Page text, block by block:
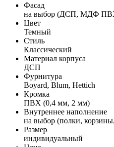
Фасад
на выбор (ДСП, МДФ
Цвет
Темный
Стиль
Классический
Материал корпуса
ДСП
Фурнитура
Boyard, Blum, Hettich
Кромка
ПВХ (0,4 мм, 2 мм)
Внутреннее наполнение
на выбор (полки,
Размер
индивидуальный